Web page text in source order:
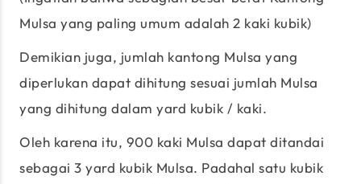
Mulsa yang paling umum adalah 2 kaki kubik)
Demikian juga, jumlah kantong Mulsa yang
diperlukan dapat dihitung sesuai jumlah Mulsa
yang dihitung dalam yard kubik / kaki.
Oleh karena itu, 900 kaki Mulsa dapat ditandai
sebagai 3 yard kubik Mulsa. Padahal satu kubik